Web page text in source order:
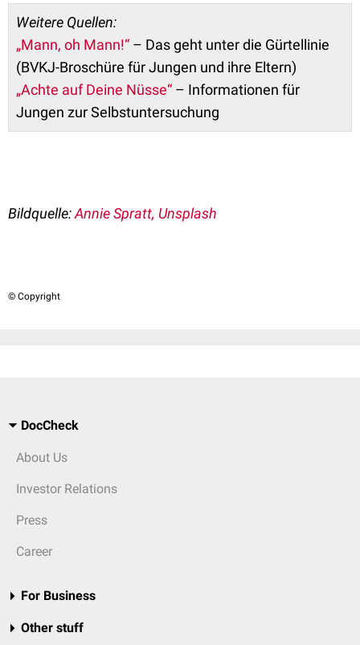
Weitere Quellen:
„Mann, oh Mann!“ – Das geht unter die Gürtellinie
(BVKJ-Broschüre für Jungen und ihre Eltern)
„Achte auf Deine Nüsse“ – Informationen für
Jungen zur Selbstuntersuchung
Bildquelle:Annie Spratt, Unsplash
© Copyright
DocCheck
About Us
Investor Relations
Press
Career
For Business
Other stuff